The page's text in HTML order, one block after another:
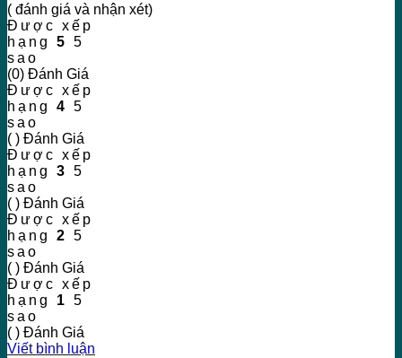
( đánh giá và nhận xét)
Được xếp
hạng 5 5
sao
(0) Đánh Giá
Được xếp
hạng 4 5
sao
( ) Đánh Giá
Được xếp
hạng 3 5
sao
( ) Đánh Giá
Được xếp
hạng 2 5
sao
( ) Đánh Giá
Được xếp
hạng 1 5
sao
( ) Đánh Giá
Viết bình luận